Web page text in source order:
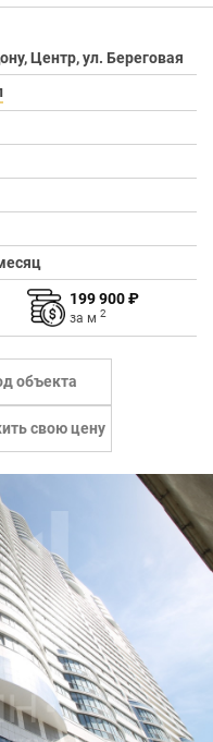
Центр, ул. Береговая
199 900 ₽
за м 2
объекта
свою цену